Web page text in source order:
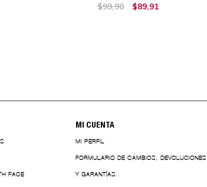
$99,90 $89,91
FACE
MI CUENTA
MI PERFIL
FORMULARIO DE CAMBIOS, DEVOLUCIONES
Y GARANTÍAS.